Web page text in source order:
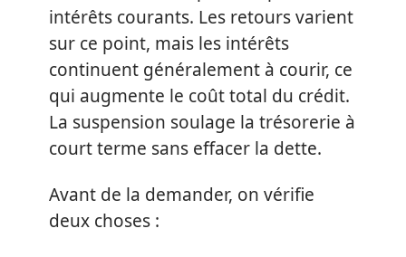
intérêts courants. Les retours varient
sur ce point, mais les intérêts
continuent généralement à courir, ce
qui augmente le coût total du crédit.
La suspension soulage la trésorerie à
court terme sans effacer la dette.
Avant de la demander, on vérifie
deux choses :